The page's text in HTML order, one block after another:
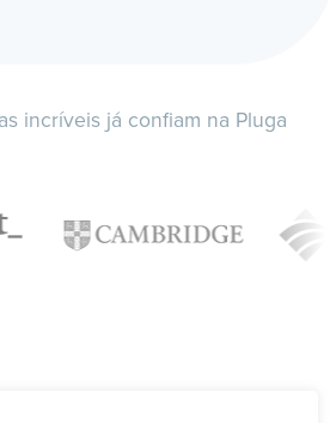
incríveis já confiam na Pluga